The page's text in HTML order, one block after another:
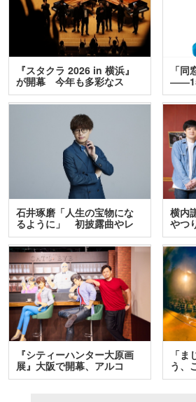
『スタクラ 2026 in 横浜』
が開幕 今年も多彩なス
テ…
「
石井琢磨「人生の宝物にな
るように」 初披露曲やレ
ア…
横内
やつ
人…
『シティーハンター大原画
展』大阪で開幕、アルコ
＆…
「
う、
と…